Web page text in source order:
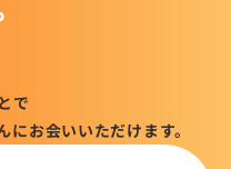
で
お会いいただけます。